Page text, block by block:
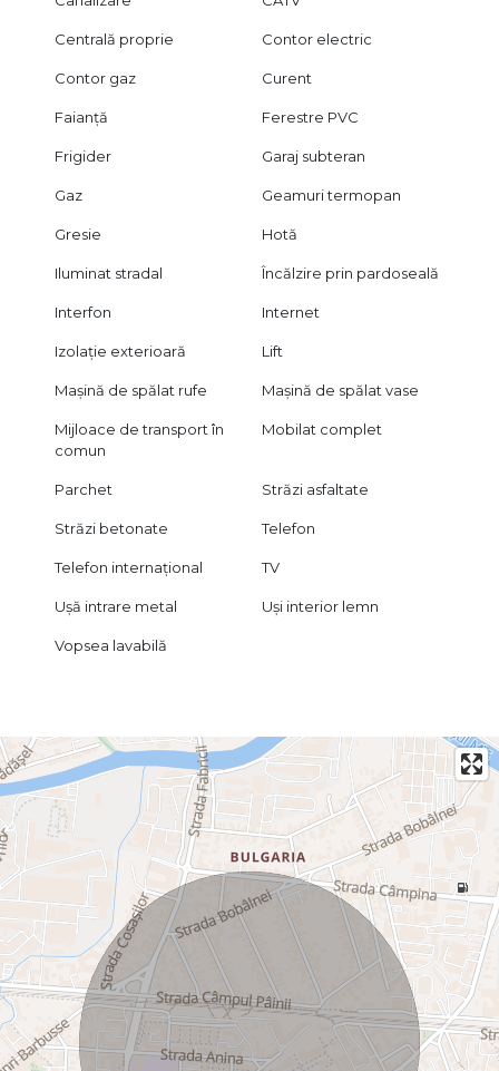
Centrală proprie Contor electric
Contor gaz Curent
Faianță Ferestre PVC
Frigider Garaj subteran
Gaz Geamuri termopan
Gresie Hotă
Iluminat stradal Încălzire prin pardoseală
Interfon Internet
Izolație exterioară Lift
Mașină de spălat rufe Mașină de spălat vase
Mijloace de transport în
comun
Mobilat complet
Parchet Străzi asfaltate
Străzi betonate Telefon
Telefon internațional TV
Ușă intrare metal Uși interior lemn
Vopsea lavabilă